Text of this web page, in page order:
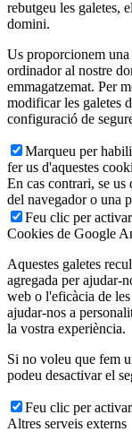
rebutgeu les galetes,
domini.
Us proporcionem una
ordinador al nostre
emmagatzemat. Per
modificar les galetes
configuració de
Marqueu per
fer us d'aquestes
En cas contrari, se us
del navegador o una
Feu clic per
Cookies de Google
Aquestes galetes
agregada per ajudar-
web o l'eficàcia de
ajudar-nos a
la vostra experiència.
Si no voleu que fem
podeu desactivar el
Feu clic per
Altres serveis externs